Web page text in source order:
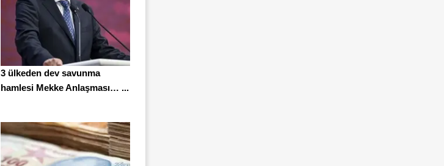
3 ülkeden dev savunma
hamlesi Mekke Anlaşması… ...